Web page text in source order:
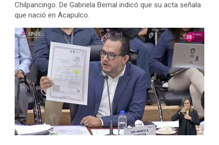
Chilpancingo. De Gabriela Bernal indicó que su acta señala
que nació en Acapulco.